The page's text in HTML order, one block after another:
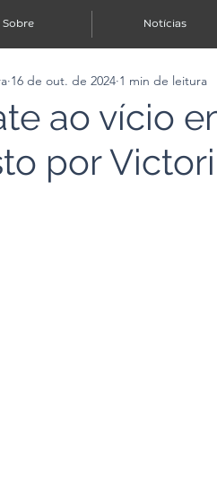
Sobre Notícias
ao vício
por
16 de out. de 2024 1 min de leitura
de 5 estrelas.